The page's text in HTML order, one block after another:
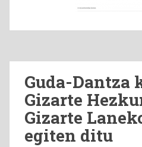
Guda-Dantza
Gizarte
Gizarte
egiten ditu